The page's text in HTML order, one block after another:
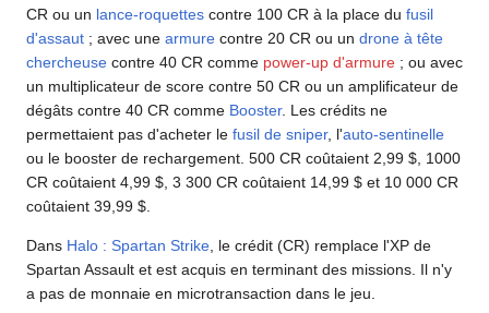
CR ou un lance-roquettes contre 100 CR à la place du fusil
d'assaut ; avec une armure contre 20 CR ou un drone à tête
chercheuse contre 40 CR comme power-up d'armure ; ou avec
un multiplicateur de score contre 50 CR ou un amplificateur de
dégâts contre 40 CR comme Booster. Les crédits ne
permettaient pas d'acheter le fusil de sniper, l'auto-sentinelle
ou le booster de rechargement. 500 CR coûtaient 2,99 $, 1000
CR coûtaient 4,99 $, 3 300 CR coûtaient 14,99 $ et 10 000 CR
coûtaient 39,99 $.
Dans Halo : Spartan Strike , le crédit (CR) remplace l'XP de
Spartan Assault et est acquis en terminant des missions. Il n'y
a pas de monnaie en microtransaction dans le jeu.